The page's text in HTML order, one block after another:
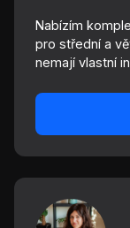
Nabízím
pro střední a
nemají vlastní